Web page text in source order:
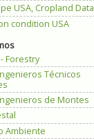
USA, Cropland Data
condition USA
Forestry
Técnicos
de Montes
Ambiente